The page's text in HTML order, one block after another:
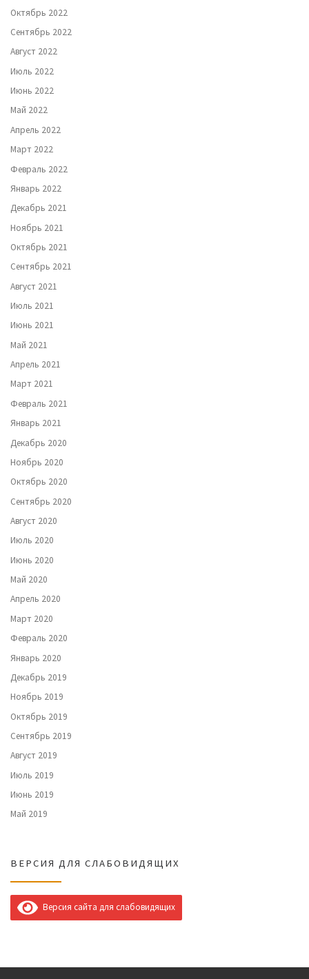
Октябрь 2022
Сентябрь 2022
Август 2022
Июль 2022
Июнь 2022
Май 2022
Апрель 2022
Март 2022
Февраль 2022
Январь 2022
Декабрь 2021
Ноябрь 2021
Октябрь 2021
Сентябрь 2021
Август 2021
Июль 2021
Июнь 2021
Май 2021
Апрель 2021
Март 2021
Февраль 2021
Январь 2021
Декабрь 2020
Ноябрь 2020
Октябрь 2020
Сентябрь 2020
Август 2020
Июль 2020
Июнь 2020
Май 2020
Апрель 2020
Март 2020
Февраль 2020
Январь 2020
Декабрь 2019
Ноябрь 2019
Октябрь 2019
Сентябрь 2019
Август 2019
Июль 2019
Июнь 2019
Май 2019
ВЕРСИЯ ДЛЯ СЛАБОВИДЯЩИХ
Версия сайта для слабовидящих